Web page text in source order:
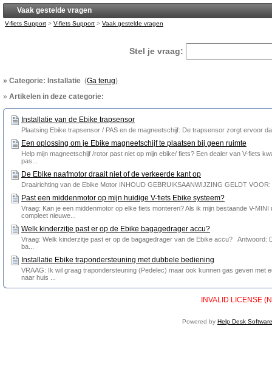
Vaak gestelde vragen
V-fiets Support > V-fiets Support > Vaak gestelde vragen
Stel je vraag:
» Categorie: Installatie (Ga terug)
» Artikelen in deze categorie:
Installatie van de Ebike trapsensor
Plaatsing Ebike trapsensor / PAS en de magneetschijf: De trapsensor zorgt ervoor
Een oplossing om je Ebike magneetschijf te plaatsen bij geen ruimte
Help mijn magneetschijf /rotor past niet op mijn ebike/ fiets? Een dealer van V-fiets
pas...
De Ebike naafmotor draait niet of de verkeerde kant op
Draairichting van de Ebike Motor INHOUD GEBRUIKSAANWIJZING GELDT
Past een middenmotor op mijn huidige V-fiets Ebike systeem?
Vraag: Kan je een middenmotor op elke fiets monteren? Als ik mijn bestaande V-
compleet nieuwe...
Welk kinderzitje past er op de Ebike bagagedrager accu?
Vraag: Welk kinderzitje past er op de bagagedrager van de Ebike accu?
ba...
Installatie Ebike trapondersteuning met dubbele bediening
VRAAG: Ik wil graag trapondersteuning (Pedelec) maar ook kunnen gas geven met
naar huis ...
INVALID LICENSE
Powered by Help Desk Software